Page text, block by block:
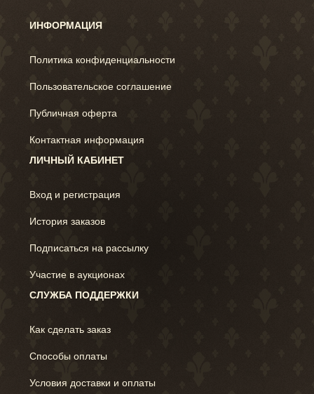
ИНФОРМАЦИЯ
Политика конфиденциальности
Пользовательское соглашение
Публичная оферта
Контактная информация
ЛИЧНЫЙ КАБИНЕТ
Вход и регистрация
История заказов
Подписаться на рассылку
Участие в аукционах
СЛУЖБА ПОДДЕРЖКИ
Как сделать заказ
Способы оплаты
Условия доставки и оплаты